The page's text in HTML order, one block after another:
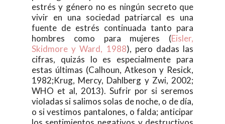
estrés y género no es ningún secreto que
vivir en una sociedad patriarcal es una
fuente de estrés continuada tanto para
hombres como para mujeres (Eisler,
Skidmore y Ward, 1988), pero dadas las
cifras, quizás lo es especialmente para
estas últimas (Calhoun, Atkeson y Resick,
1982;Krug, Mercy, Dahlberg y Zwi, 2002;
WHO et al, 2013). Sufrir por si seremos
violadas si salimos solas de noche, o de día,
o si vestimos pantalones, o falda; anticipar